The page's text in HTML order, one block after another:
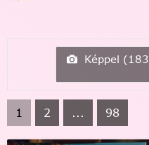
Képpel (183
1 2 ... 98